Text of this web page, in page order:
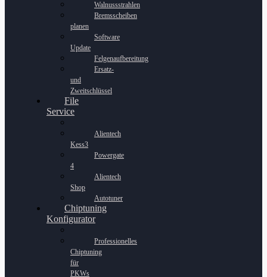
Walnussstrahlen
Bremsscheiben
planen
Software
Update
Felgenaufbereitung
Ersatz-
und
Zweitschlüssel
File
Service
Alientech
Kess3
Powergate
4
Alientech
Shop
Autotuner
Chiptuning
Konfigurator
Professionelles
Chiptuning
für
PKWs